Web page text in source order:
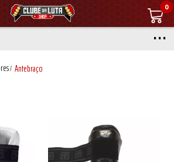
0
/ Antebraço